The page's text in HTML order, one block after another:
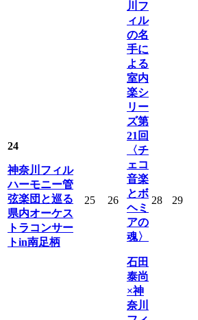
24
神奈川フィル
ハーモニー管
弦楽団と巡る
県内オーケス
トラコンサー
トin南足柄
25 26
川フ
ィル
の名
手に
よる
室内
楽シ
リー
ズ第
21回
〈チ
ェコ
音楽
とボ
ヘミ
アの
魂〉
石田
泰尚
×神
奈川
28 29